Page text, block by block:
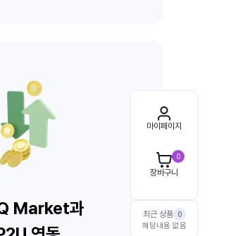
마이페이지
0
장바구니
최근 상품 0
해당내용 없음